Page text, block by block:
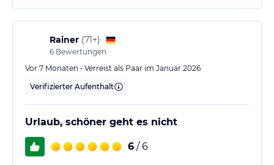
Mittelohrentzündung. Das Essen war
abwechslungsreich, für Vegetarier jedoch nur
eingeschränkt geeignet. Außerdem…
Rainer (71+)
6 Bewertungen
Vor 7 Monaten • Verreist als Paar im Januar 2026
Verifizierter Aufenthalt
Urlaub, schöner geht es nicht
6 / 6